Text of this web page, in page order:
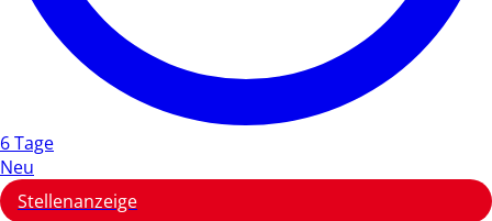
6 Tage
Neu
Stellenanzeige